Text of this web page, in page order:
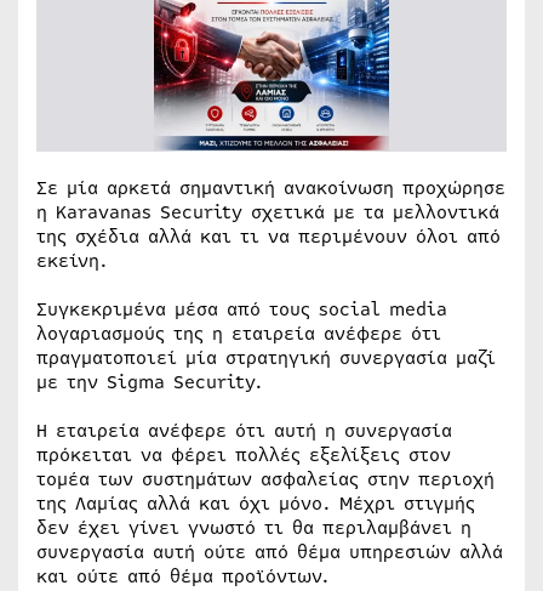
Σε μία αρκετά σημαντική ανακοίνωση προχώρησε
η Karavanas Security σχετικά με τα μελλοντικά
της σχέδια αλλά και τι να περιμένουν όλοι από
εκείνη.
Συγκεκριμένα μέσα από τους social media
λογαριασμούς της η εταιρεία ανέφερε ότι
πραγματοποιεί μία στρατηγική συνεργασία μαζί
με την Sigma Security.
Η εταιρεία ανέφερε ότι αυτή η συνεργασία
πρόκειται να φέρει πολλές εξελίξεις στον
τομέα των συστημάτων ασφαλείας στην περιοχή
της Λαμίας αλλά και όχι μόνο. Μέχρι στιγμής
δεν έχει γίνει γνωστό τι θα περιλαμβάνει η
συνεργασία αυτή ούτε από θέμα υπηρεσιών αλλά
και ούτε από θέμα προϊόντων.